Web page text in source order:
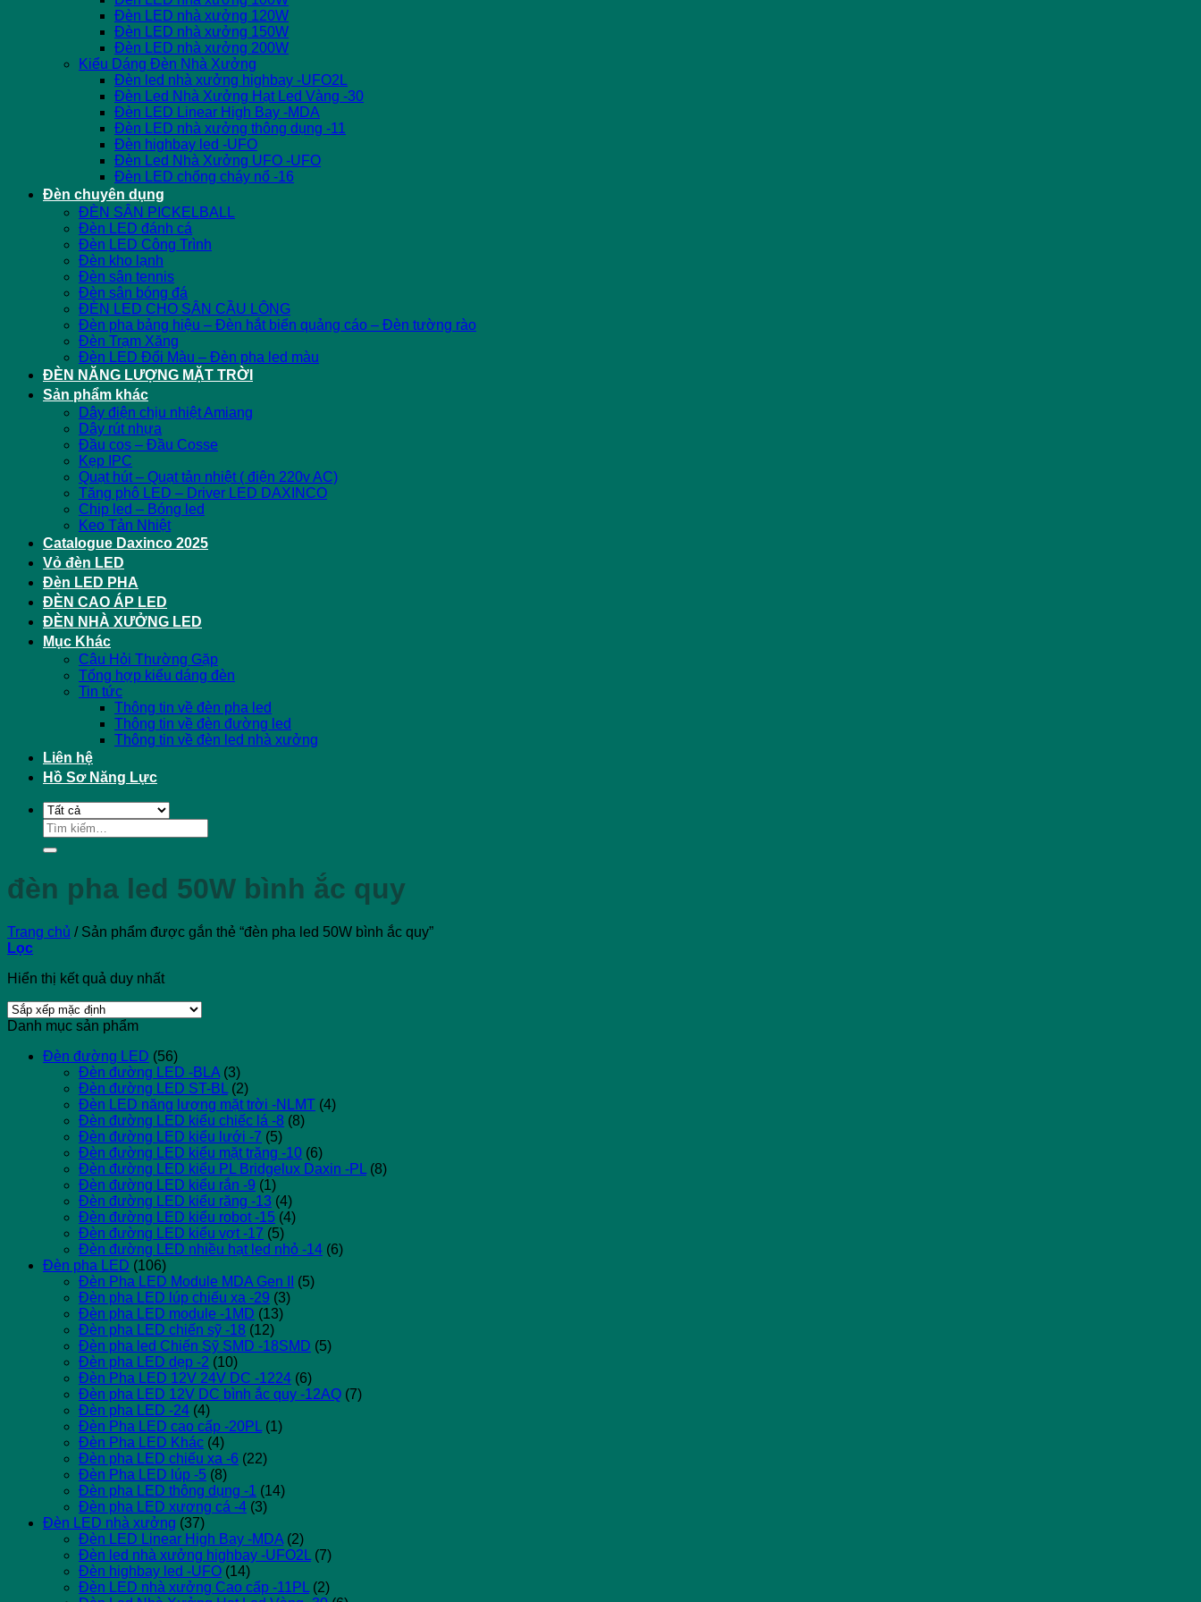
Đèn LED nhà xưởng 120W
Đèn LED nhà xưởng 150W
Đèn LED nhà xưởng 200W
Kiểu Dáng Đèn Nhà Xưởng
Đèn led nhà xưởng highbay -UFO2L
Đèn Led Nhà Xưởng Hạt Led Vàng -30
Đèn LED Linear High Bay -MDA
Đèn LED nhà xưởng thông dụng -11
Đèn highbay led -UFO
Đèn Led Nhà Xưởng UFO -UFO
Đèn LED chống cháy nổ -16
Đèn chuyên dụng
ĐÈN SÂN PICKELBALL
Đèn LED đánh cá
Đèn LED Công Trình
Đèn kho lạnh
Đèn sân tennis
Đèn sân bóng đá
ĐÈN LED CHO SÂN CẦU LÔNG
Đèn pha bảng hiệu – Đèn hắt biển quảng cáo – Đèn tường rào
Đèn Trạm Xăng
Đèn LED Đổi Màu – Đèn pha led màu
ĐÈN NĂNG LƯỢNG MẶT TRỜI
Sản phẩm khác
Dây điện chịu nhiệt Amiang
Dây rút nhựa
Đầu cos – Đầu Cosse
Kẹp IPC
Quạt hút – Quạt tản nhiệt ( điện 220v AC)
Tăng phô LED – Driver LED DAXINCO
Chip led – Bóng led
Keo Tản Nhiệt
Catalogue Daxinco 2025
Vỏ đèn LED
Đèn LED PHA
ĐÈN CAO ÁP LED
ĐÈN NHÀ XƯỞNG LED
Mục Khác
Câu Hỏi Thường Gặp
Tổng hợp kiểu dáng đèn
Tin tức
Thông tin về đèn pha led
Thông tin về đèn đường led
Thông tin về đèn led nhà xưởng
Liên hệ
Hồ Sơ Năng Lực
Tìm
kiếm:
đèn pha led 50W bình ắc quy
Trang chủ /Sản phẩm được gắn thẻ “đèn pha led 50W bình ắc quy”
Lọc
Hiển thị kết quả duy nhất
Danh mục sản phẩm
Đèn đường LED (56)
Đèn đường LED -BLA (3)
Đèn đường LED ST-BL (2)
Đèn LED năng lượng mặt trời -NLMT (4)
Đèn đường LED kiểu chiếc lá -8 (8)
Đèn đường LED kiểu lưới -7 (5)
Đèn đường LED kiểu mặt trăng -10 (6)
Đèn đường LED kiểu PL Bridgelux Daxin -PL (8)
Đèn đường LED kiểu rắn -9 (1)
Đèn đường LED kiểu răng -13 (4)
Đèn đường LED kiểu robot -15 (4)
Đèn đường LED kiểu vợt -17 (5)
Đèn đường LED nhiều hạt led nhỏ -14 (6)
Đèn pha LED (106)
Đèn Pha LED Module MDA Gen II
(5)
Đèn pha LED lúp chiếu xa -29 (3)
Đèn pha LED module -1MD (13)
Đèn pha LED chiến sỹ -18 (12)
Đèn pha led Chiến Sỹ SMD -18SMD (5)
Đèn pha LED dẹp -2 (10)
Đèn Pha LED 12V 24V DC -1224 (6)
Đèn pha LED 12V DC bình ắc quy -12AQ (7)
Đèn pha LED -24 (4)
Đèn Pha LED cao cấp -20PL (1)
Đèn Pha LED Khác (4)
Đèn pha LED chiếu xa -6 (22)
Đèn Pha LED lúp -5 (8)
Đèn pha LED thông dụng -1 (14)
Đèn pha LED xương cá -4 (3)
Đèn LED nhà xưởng (37)
Đèn LED Linear High Bay -MDA (2)
Đèn led nhà xưởng highbay -UFO2L (7)
Đèn highbay led -UFO (14)
Đèn LED nhà xưởng Cao cấp -11PL (2)